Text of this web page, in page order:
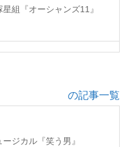
組『オーシャンズ11』
の記事一覧
ジカル『笑う男』